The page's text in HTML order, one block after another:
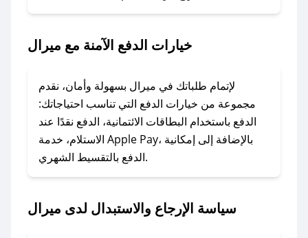
2. الصقه في خانة الدفع عند التسوق من ميرال.
### ماذا أفعل إذا لم يعمل كود الخصم؟
الرسائل الخاصة على تويتر أو البريد الإلكتروني،
وسنقوم بحل المشكلة في أسرع وقت ممكن.
### ماذا أفعل إذا لم أجد كود خصم لمتجري
المفضل؟
في حال عدم توفر كوبونات لمتجرك المفضل، يمكنك
أسرع وقت ممكن.
خيارات الدفع الآمنة مع ميرال
لإتمام طلباتك في ميرال بسهولة وأمان، نقدم
مجموعة من خيارات الدفع التي تناسب احتياجاتك:
الدفع باستخدام البطاقات الائتمانية، الدفع نقدًا عند
الاستلام، خدمة Apple Pay، بالإضافة إلى إمكانية
الدفع بالتقسيط الشهري.
سياسة الإرجاع والاستبدال لدى ميرال